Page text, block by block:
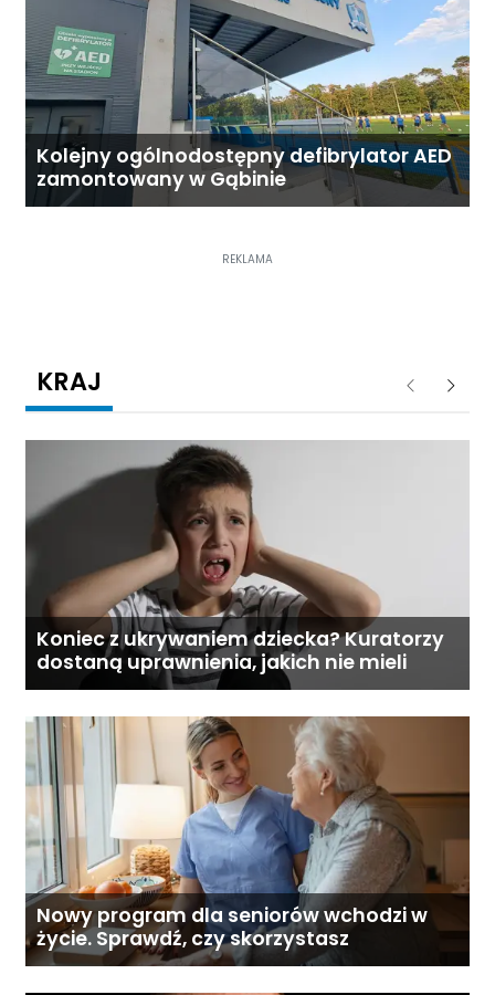
Kolejny ogólnodostępny defibrylator AED
zamontowany w Gąbinie
REKLAMA
KRAJ Poprzednie
Koniec z ukrywaniem dziecka? Kuratorzy
dostaną uprawnienia, jakich nie mieli
Nowy program dla seniorów wchodzi w
życie. Sprawdź, czy skorzystasz